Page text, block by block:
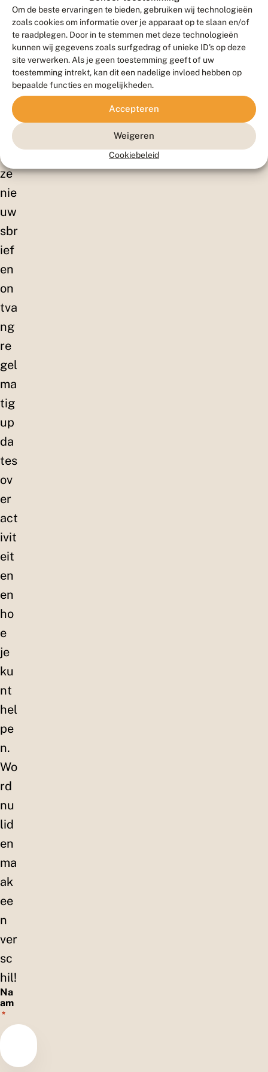
Om de beste ervaringen te bieden, gebruiken wij technologieën
zoals cookies om informatie over je apparaat op te slaan en/of
te raadplegen. Door in te stemmen met deze technologieën
kunnen wij gegevens zoals surfgedrag of unieke ID's op deze
site verwerken. Als je geen toestemming geeft of uw
toestemming intrekt, kan dit een nadelige invloed hebben op
bepaalde functies en mogelijkheden.
Accepteren
Weigeren
Cookiebeleid
en!
Sc
hrij
f je
vo
on
ze
nie
uw
sbr
ief
en
on
tva
ng
re
gel
ma
tig
up
da
tes
ov
er
act
ivit
eit
en
en
ho
e
je
ku
nt
hel
pe
n.
Wo
rd
nu
lid
en
ma
ak
ee
n
ver
sc
hil!
Na
am
*